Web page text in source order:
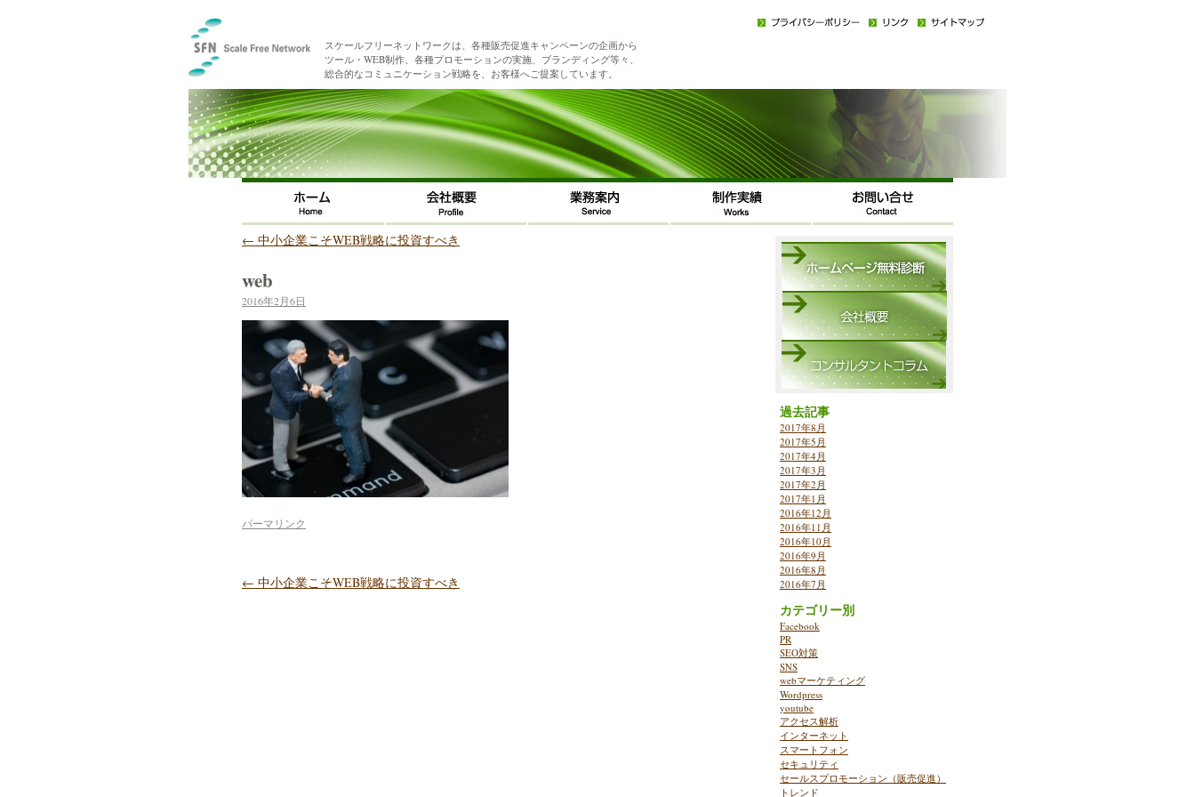
スケールフリーネットワークは、各種販売促進キャンペーンの企画から
ツール・WEB制作、各種プロモーションの実施、ブランディング等々、
総合的なコミュニケーション戦略を、お客様へご提案しています。
過去記事
2017年8月
2017年5月
2017年4月
2017年3月
2017年2月
2017年1月
2016年12月
2016年11月
2016年10月
2016年9月
2016年8月
2016年7月
カテゴリー別
Facebook
PR
SEO対策
SNS
webマーケティング
Wordpress
youtube
アクセス解析
インターネット
スマートフォン
セキュリティ
セールスプロモーション（販売促進）
トレンド
← 中小企業こそWEB戦略に投資すべき
web
2016年2月6日
パーマリンク
← 中小企業こそWEB戦略に投資すべき